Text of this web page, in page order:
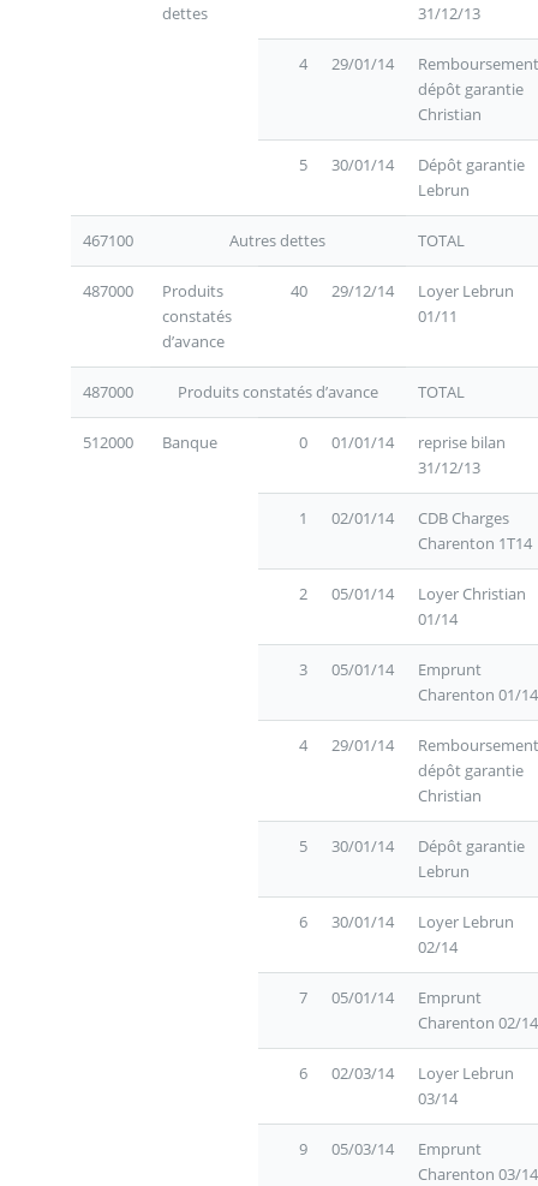
dettes
31/12/13
4 29/01/14
Remboursement
dépôt garantie
Christian
5 30/01/14
Dépôt garantie
Lebrun
467100 Autres dettes TOTAL
487000
Produits
constatés
d’avance
40 29/12/14
Loyer Lebrun
01/11
487000 Produits constatés d’avance TOTAL
512000 Banque 0 01/01/14
reprise bilan
31/12/13
1 02/01/14
CDB Charges
Charenton 1T14
2 05/01/14
Loyer Christian
01/14
3 05/01/14
Emprunt
Charenton 01/14
4 29/01/14
Remboursement
dépôt garantie
Christian
5 30/01/14
Dépôt garantie
Lebrun
6 30/01/14
Loyer Lebrun
02/14
7 05/01/14
Emprunt
Charenton 02/14
6 02/03/14
Loyer Lebrun
03/14
9 05/03/14
Emprunt
Charenton 03/14